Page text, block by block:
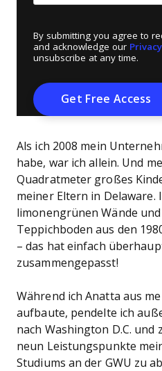
By submitting you agree to
and acknowledge our
unsubscribe at any time.
Als ich 2008 mein
habe, war ich allein. Und
Quadratmeter großes
meiner Eltern in Delaware.
limonengrünen Wände
Teppichboden aus den
– das hat einfach
zusammengepasst!
Während ich Anatta aus
aufbaute, pendelte ich
nach Washington D.C. und
neun Leistungspunkte
Studiums an der GWU zu